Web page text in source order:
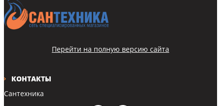
КОНТАКТЫ
Сантехника
Перейти на полную версию сайта